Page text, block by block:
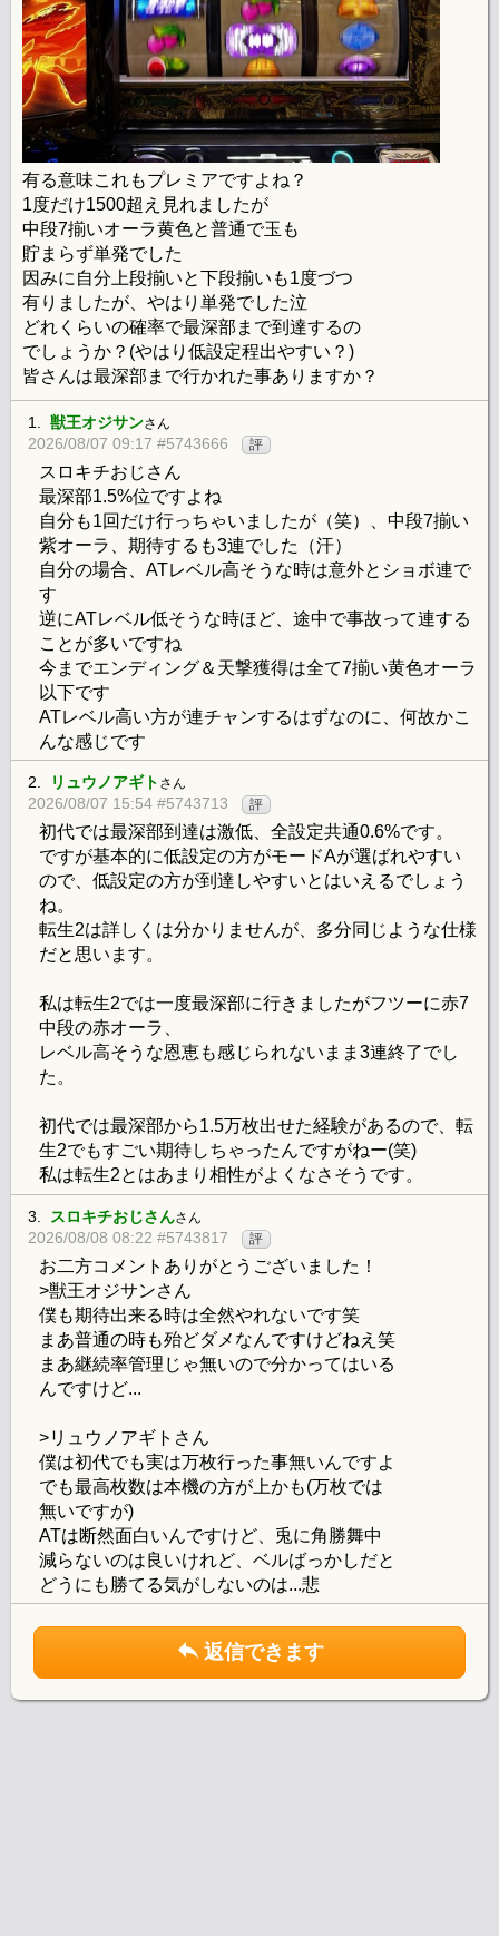
有る意味これもプレミアですよね？
1度だけ1500超え見れましたが
中段7揃いオーラ黄色と普通で玉も
貯まらず単発でした
因みに自分上段揃いと下段揃いも1度づつ
有りましたが、やはり単発でした泣
どれくらいの確率で最深部まで到達するの
でしょうか？(やはり低設定程出やすい？)
皆さんは最深部まで行かれた事ありますか？
1. 獣王オジサンさん
2026/08/07 09:17 #5743666 評
スロキチおじさん
最深部1.5%位ですよね
自分も1回だけ行っちゃいましたが（笑）、中段7揃い
紫オーラ、期待するも3連でした（汗）
自分の場合、ATレベル高そうな時は意外とショボ連で
す
逆にATレベル低そうな時ほど、途中で事故って連する
ことが多いですね
今までエンディング＆天撃獲得は全て7揃い黄色オーラ
以下です
ATレベル高い方が連チャンするはずなのに、何故かこ
んな感じです
2. リュウノアギト さん
2026/08/07 15:54 #5743713 評
初代では最深部到達は激低、全設定共通0.6%です。
ですが基本的に低設定の方がモードAが選ばれやすい
ので、低設定の方が到達しやすいとはいえるでしょう
ね。
転生2は詳しくは分かりませんが、多分同じような仕様
だと思います。
私は転生2では一度最深部に行きましたがフツーに赤7
中段の赤オーラ、
レベル高そうな恩恵も感じられないまま3連終了でし
た。
初代では最深部から1.5万枚出せた経験があるので、転
生2でもすごい期待しちゃったんですがねー(笑)
私は転生2とはあまり相性がよくなさそうです。
3. スロキチおじさんさん
2026/08/08 08:22 #5743817 評
お二方コメントありがとうございました！
>獣王オジサンさん
僕も期待出来る時は全然やれないです笑
まあ普通の時も殆どダメなんですけどねえ笑
まあ継続率管理じゃ無いので分かってはいる
んですけど...
>リュウノアギトさん
僕は初代でも実は万枚行った事無いんですよ
でも最高枚数は本機の方が上かも(万枚では
無いですが)
ATは断然面白いんですけど、兎に角勝舞中
減らないのは良いけれど、ベルばっかしだと
どうにも勝てる気がしないのは...悲
返信できます